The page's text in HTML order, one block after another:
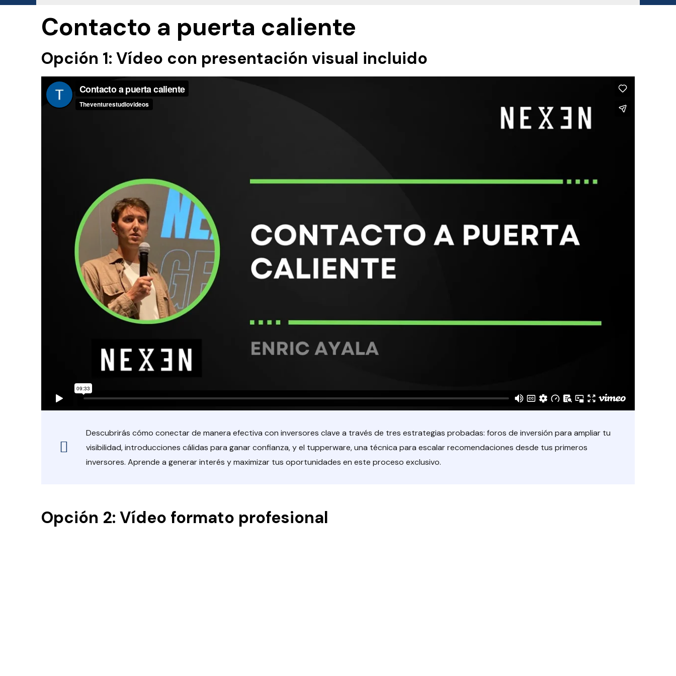
Ir
Contacto a puerta caliente
Opción 1: Vídeo con presentación visual incluido
Descubrirás cómo conectar de manera efectiva con inversores clave a través de tres estrategias probadas: foros de inversión para ampliar tu
visibilidad, introducciones cálidas para ganar confianza, y el tupperware, una técnica para escalar recomendaciones desde tus primeros
inversores. Aprende a generar interés y maximizar tus oportunidades en este proceso exclusivo.
Opción 2: Vídeo formato profesional